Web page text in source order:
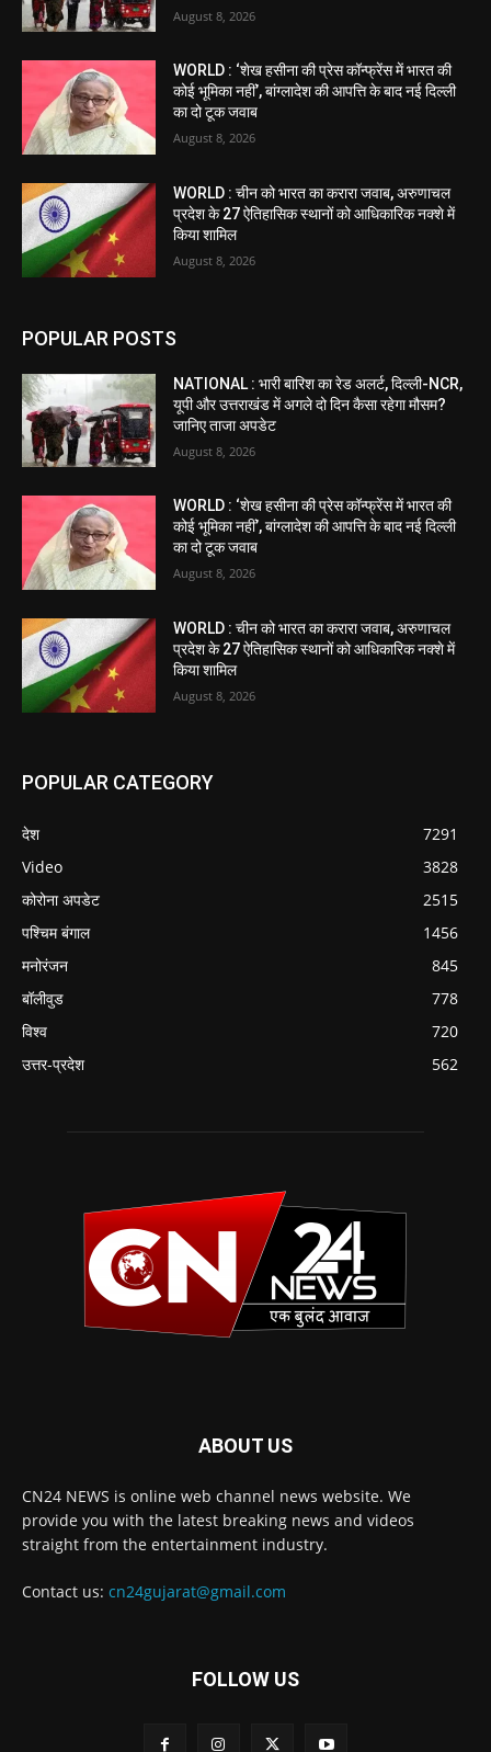
August 8, 2026
WORLD : ‘शेख हसीना की प्रेस कॉन्फ्रेंस में भारत की
कोई भूमिका नहीं’, बांग्लादेश की आपत्ति के बाद नई दिल्ली
का दो टूक जवाब
August 8, 2026
WORLD : चीन को भारत का करारा जवाब, अरुणाचल
प्रदेश के 27 ऐतिहासिक स्थानों को आधिकारिक नक्शे में
किया शामिल
August 8, 2026
POPULAR POSTS
NATIONAL : भारी बारिश का रेड अलर्ट, दिल्ली-NCR,
यूपी और उत्तराखंड में अगले दो दिन कैसा रहेगा मौसम?
जानिए ताजा अपडेट
August 8, 2026
WORLD : ‘शेख हसीना की प्रेस कॉन्फ्रेंस में भारत की
कोई भूमिका नहीं’, बांग्लादेश की आपत्ति के बाद नई दिल्ली
का दो टूक जवाब
August 8, 2026
WORLD : चीन को भारत का करारा जवाब, अरुणाचल
प्रदेश के 27 ऐतिहासिक स्थानों को आधिकारिक नक्शे में
किया शामिल
August 8, 2026
POPULAR CATEGORY
देश
7291
Video
3828
कोरोना अपडेट
2515
पश्चिम बंगाल
1456
मनोरंजन
845
बॉलीवुड
778
विश्व
720
उत्तर-प्रदेश
562
ABOUT US
CN24 NEWS is online web channel news website. We
provide you with the latest breaking news and videos
straight from the entertainment industry.
Contact us: cn24gujarat@gmail.com
FOLLOW US